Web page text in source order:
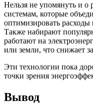
Нельзя не упомянуть и о
системам, которые
оптимизировать
Также набирают
работают на
или земли, что снижает
Эти технологии пока
точки зрения
Вывод